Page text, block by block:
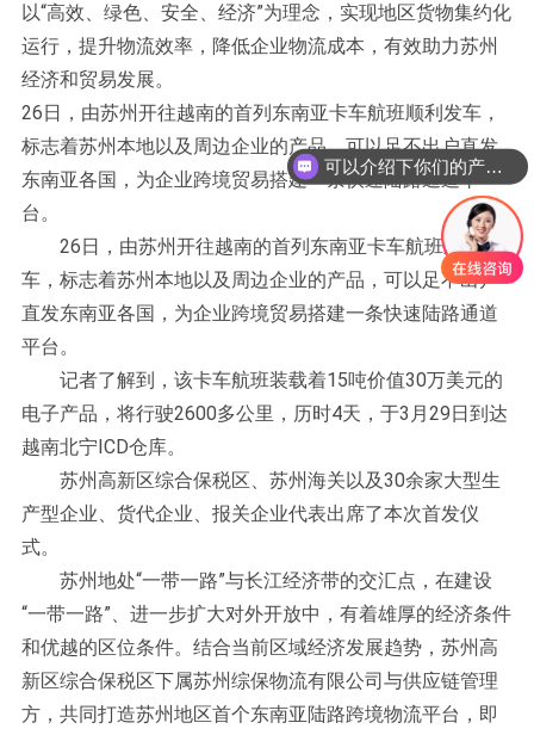
以“高效、绿色、安全、经济”为理念，实现地区货物集约化
运行，提升物流效率，降低企业物流成本，有效助力苏州
经济和贸易发展。
26日，由苏州开往越南的首列东南亚卡车航班顺利发车，
标志着苏州本地以及周边企业的产品，可以足不出户直发
东南亚各国，为企业跨境贸易搭建一条快速陆路通道平
台。
26日，由苏州开往越南的首列东南亚卡车航班顺利发
车，标志着苏州本地以及周边企业的产品，可以足不出户
直发东南亚各国，为企业跨境贸易搭建一条快速陆路通道
平台。
记者了解到，该卡车航班装载着15吨价值30万美元的
电子产品，将行驶2600多公里，历时4天，于3月29日到达
越南北宁ICD仓库。
苏州高新区综合保税区、苏州海关以及30余家大型生
产型企业、货代企业、报关企业代表出席了本次首发仪
式。
苏州地处“一带一路”与长江经济带的交汇点，在建设
“一带一路”、进一步扩大对外开放中，有着雄厚的经济条件
和优越的区位条件。结合当前区域经济发展趋势，苏州高
新区综合保税区下属苏州综保物流有限公司与供应链管理
方，共同打造苏州地区首个东南亚陆路跨境物流平台，即
可以介绍下你们的产品么？